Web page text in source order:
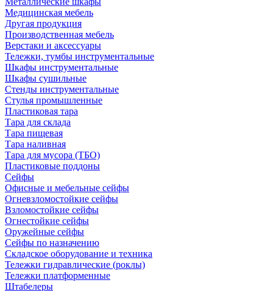
Медицинская мебель
Другая продукция
Производственная мебель
Верстаки и аксессуары
Тележки, тумбы инструментальные
Шкафы инструментальные
Шкафы сушильные
Стенды инструментальные
Cтулья промышленные
Пластиковая тара
Тара для склада
Тара пищевая
Тара наливная
Тара для мусора (ТБО)
Пластиковые поддоны
Сейфы
Офисные и мебельные сейфы
Огневзломостойкие сейфы
Взломостойкие сейфы
Огнестойкие сейфы
Оружейные сейфы
Сейфы по назначению
Складское оборудование и техника
Тележки гидравлические (роклы)
Тележки платформенные
Штабелеры